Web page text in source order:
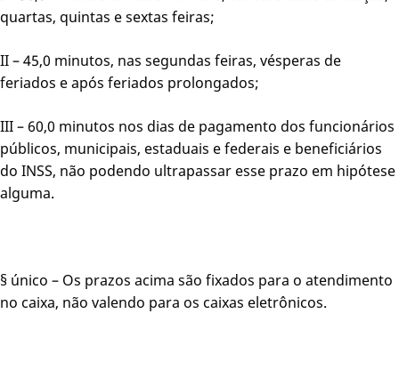
quartas, quintas e sextas feiras;
II – 45,0 minutos, nas segundas feiras, vésperas de
feriados e após feriados prolongados;
III – 60,0 minutos nos dias de pagamento dos funcionários
públicos, municipais, estaduais e federais e beneficiários
do INSS, não podendo ultrapassar esse prazo em hipótese
alguma.
§ único – Os prazos acima são fixados para o atendimento
no caixa, não valendo para os caixas eletrônicos.